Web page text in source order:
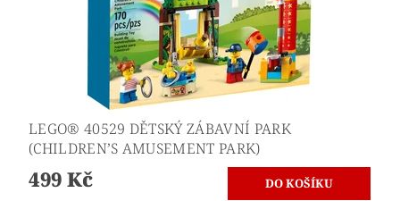
LEGO® 40529 DĚTSKÝ ZÁBAVNÍ PARK
(CHILDREN’S AMUSEMENT PARK)
499 Kč